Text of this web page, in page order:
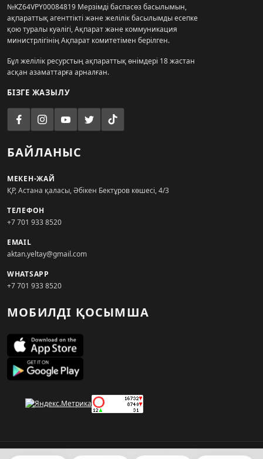
№KZ64VPY00084819 Мерзімді баспасөз басылымын,
ақпараттық агенттікті және желілік басылымды есепке
қою туралы куәлігі, Ақпарат және коммуникация
министрлігінің Ақпарат комитетімен берілген.
Бұл желілік ресурстың ақпараттық өнімдері 18 жастан
асқан азаматтарға арналған.
БІЗГЕ ЖАЗЫЛУ
БАЙЛАНЫС
МЕКЕН-ЖАЙ
ҚР, Астана қаласы, Әбікен Бектұров көшесі, 4/3
ТЕЛЕФОН
+7 701 933 8520
EMAIL
aktan.yeltay@gmail.com
WHATSAPP
+7 701 933 8520
МОБИЛДІ ҚОСЫМША
© 2026. KZNEWS.KZ ақпарат агенттігі